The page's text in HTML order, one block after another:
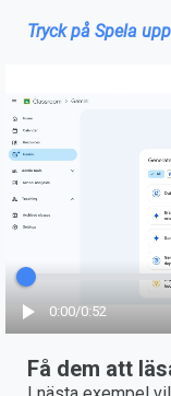
Tryck på Spela upp
Förfluten tid
0:00/Totalt
0:52
Få dem att